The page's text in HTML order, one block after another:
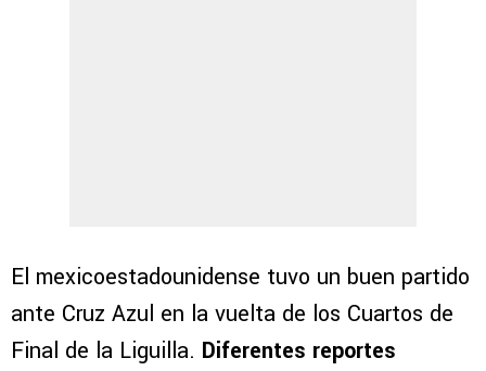
El mexicoestadounidense tuvo un buen partido
ante Cruz Azul en la vuelta de los Cuartos de
Final de la Liguilla. Diferentes reportes